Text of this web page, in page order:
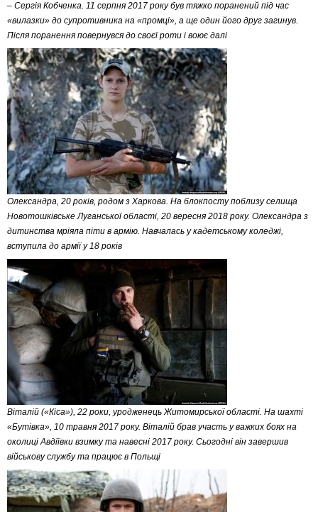
– Сергія Кобченка. 11 серпня 2017 року був тяжко поранений під час
«вилазки» до супротивника на «промці», а ще один його друг загинув.
Після поранення повернувся до своєї роти і воює далі
Олександра, 20 років, родом з Харкова. На блокпосту поблизу селища
Новотошківське Луганської області, 20 вересня 2018 року. Олександра з
дитинства мріяла піти в армію. Навчалась у кадетському коледжі,
вступила до армії у 18 років
Віталій («Кіса»), 22 роки, уродженець Житомирської області. На шахті
«Бутівка», 10 травня 2017 року. Віталій брав участь у важких боях на
околиці Авдіївки взимку та навесні 2017 року. Сьогодні він завершив
військову службу та працює в Польщі